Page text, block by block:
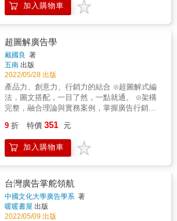
品存在的好處」。 & ◎訣竅2：製造敵人，提
伯斯在演講中宣稱：iTunes是有史以來最棒的
微軟應用程式。 【關鍵】用幽默的語氣，試圖
將觀眾變成自己的盟友。 & ◎訣竅3：運用真
實事件當題材，塑造品牌形象。 ▶星巴克藉由
老顧客對於常去門市的依戀，呈現出獨特的品
牌價值。 當美國星巴克決定關閉多家門市，執
行長收到許多老顧客的信件，內容都提到「請
星巴克再度受到各界注目。 【關鍵】星巴克門
第三場所。 & ◎另外，本書還分享： ‧說故事
前，你要做好的「事前準備」 例如：確認傳達
故事的對象、列舉最後要獲得的成果
&hellip;&hellip; ‧為故事增添曲折離奇，你可以
運用這6個小技巧 例如：加入高潮與低潮、設
定對立立場、在細部表現用點巧思
&hellip;&hellip; ‧第一次提案就成功，有4個說故
& 比起賣「東西」，靠「人」銷售才是最強行
的文字很老套，也只能得出老派文案。 太過追
求「一針見血」、「有用訊息」？&egrave;結
果什麼都寫不出來。 大家都說要增加語彙力？
&egrave;增加無關緊要的語彙，也無法訴說自
己的想法。 & 現代的商品‧服務已經有相當高的
品質，越來越難靠規格或價格勝出，只能靠
「人格」吸引顧客，能寫出「人格」的文案才
能吸引人，明擺著就是「想賣這個商品‧服務」
的文案，沒有任何魅力可言。 當大家都用一樣
方法」的人，才能脫穎而出。本書要傳達的便
是用文字展現人格，找出只有自己能寫的內
容，讓自己雀屏中選的方法。 & &ecirc;從認識
網路的人氣文章開始，學會今後五種寫作法
&ecirc;找出只有自己能寫的內容，了解無法傳
達訊息的三大通病 &ecirc;建立自己的說法，寫
出容易讓人理解的話 &ecirc;將日常瑣事化為內
容，掌握五大長期受信賴的網路寫作原則 & R
加入購物車
超圖解廣告學
戴國良 著
五南 出版
2022/05/28 出版
產品力、創意力、行銷力的結合 ⊙超圖解式編
法，圖文搭配，一目了然，一點就通。 ⊙架構
完整，融合理論與實務案例，掌握廣告行銷的
課教材的最佳參考工具書。 品牌力、市佔率、
業績，從廣告知識力做起！ &rarr;第一名廣告公
司：李奧貝納的成功經營法則。 &rarr;什麼才是
企劃和媒體購買，讓每一分錢都花的值得。 行
銷4P中最關鍵的知識理論與核心
&mdash;&mdash;廣告學 現代人每天幾乎都會
接觸到各種媒體廣告宣傳，如：電視廣告、臉
9 折 特價 351 元
加入購物車
台灣廣告掌舵領航
中國文化大學廣告學系 著
暖暖書屋 出版
2022/05/09 出版